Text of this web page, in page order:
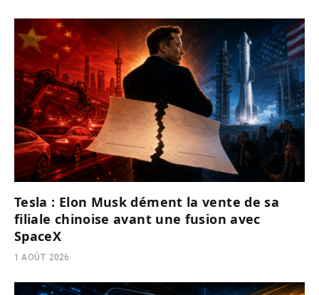
Tesla : Elon Musk dément la vente de sa
filiale chinoise avant une fusion avec
SpaceX
1 AOÛT 2026